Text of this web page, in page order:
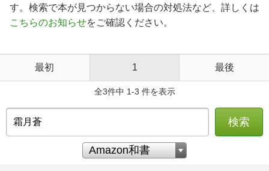
す。検索で本が見つからない場合の対処法など、詳しくは
こちらのお知らせをご確認ください。
最初 1 最後
全3件中 1-3 件を表示
検索